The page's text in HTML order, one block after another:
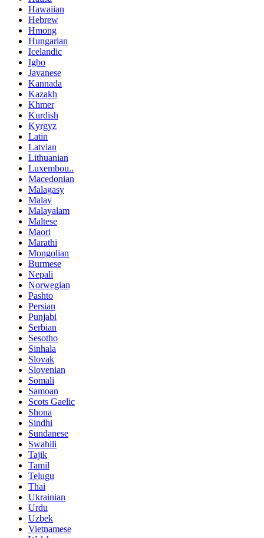
Hawaiian
Hebrew
Hmong
Hungarian
Icelandic
Igbo
Javanese
Kannada
Kazakh
Khmer
Kurdish
Kyrgyz
Latin
Latvian
Lithuanian
Luxembou..
Macedonian
Malagasy
Malay
Malayalam
Maltese
Maori
Marathi
Mongolian
Burmese
Nepali
Norwegian
Pashto
Persian
Punjabi
Serbian
Sesotho
Sinhala
Slovak
Slovenian
Somali
Samoan
Scots Gaelic
Shona
Sindhi
Sundanese
Swahili
Tajik
Tamil
Telugu
Thai
Ukrainian
Urdu
Uzbek
Vietnamese